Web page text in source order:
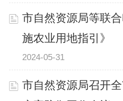
市自然资源局等联
施农业用地指引》
2024-05-31
市自然资源局召开全